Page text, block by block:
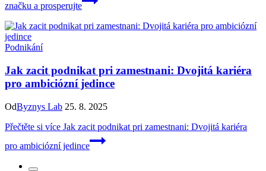
značku a prosperujte
Podnikání
Jak zacit podnikat pri zamestnani: Dvojitá kariéra
pro ambiciózní jedince
OdByznys Lab 25. 8. 2025
Přečtěte si více Jak zacit podnikat pri zamestnani: Dvojitá kariéra
pro ambiciózní jedince